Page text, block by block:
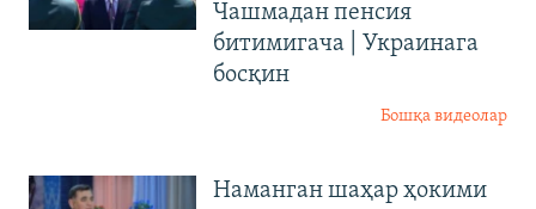
Чашмадан пенсия
битимигача | Украинага
босқин
Бошқа видеолар
Наманган шаҳар ҳокими